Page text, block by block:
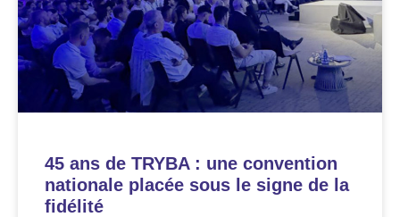
45 ans de TRYBA : une convention
nationale placée sous le signe de la
fidélité